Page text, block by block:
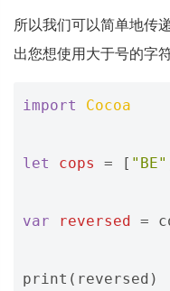
所以我们可以简单地传
出您想使用大于号的字
import Cocoa
let cops = [ "BE"
var reversed =
print ( reversed )